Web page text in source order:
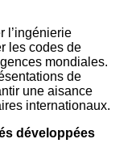
l’ingénierie
les codes de
mondiales.
de
une aisance
internationaux.
développées